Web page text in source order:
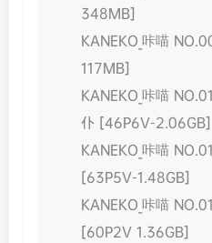
348MB]
KANEKO_咔喵
117MB]
KANEKO_咔喵
仆 [46P6V-2.06GB]
KANEKO_咔喵
[63P5V-1.48GB]
KANEKO_咔喵
[60P2V 1.36GB]